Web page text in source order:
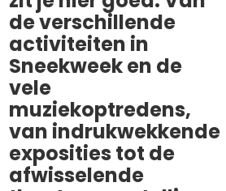
Winkelen
En meer
Arrangementen
Jouw Sneek
De Friese meren
Other languages
de verschillende
activiteiten in
Sneekweek en de
vele
muziekoptredens,
van indrukwekkende
exposities tot de
afwisselende